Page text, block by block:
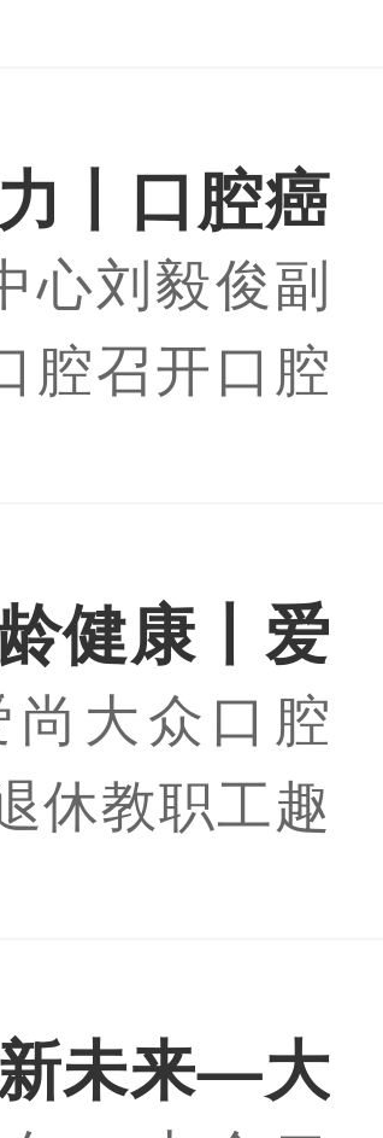
事长姚雪、
携双方核心
】
丨口腔癌
满举行
心刘毅俊副
腔召开口腔
是“323”肿
部分，大众
的项目组，
健康丨爱
农业大学
运动会圆
大众口腔
休教职工趣
在加油与欢
未来—大